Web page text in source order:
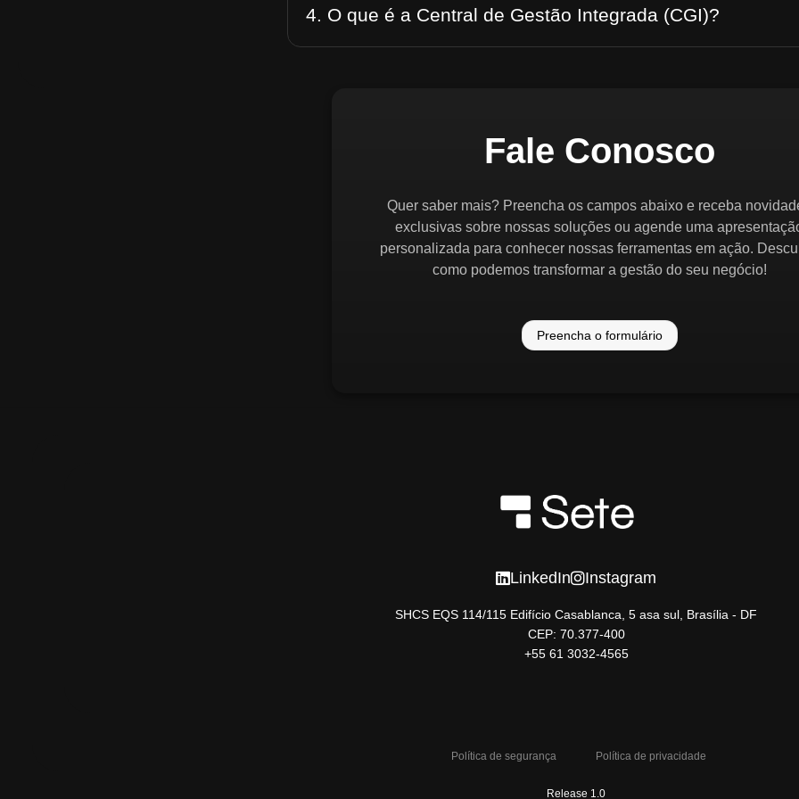
4. O que é a Central de Gestão Integrada (CGI)?
Fale Conosco
Quer saber mais? Preencha os campos abaixo e receba
exclusivas sobre nossas soluções ou agende uma
personalizada para conhecer nossas ferramentas em ação.
como podemos transformar a gestão do seu negócio!
Preencha o formulário
LinkedIn Instagram
SHCS EQS 114/115 Edifício Casablanca, 5 asa sul, Brasília - DF
CEP: 70.377-400
+55 61 3032-4565
Política de segurança Política de privacidade
Release 1.0